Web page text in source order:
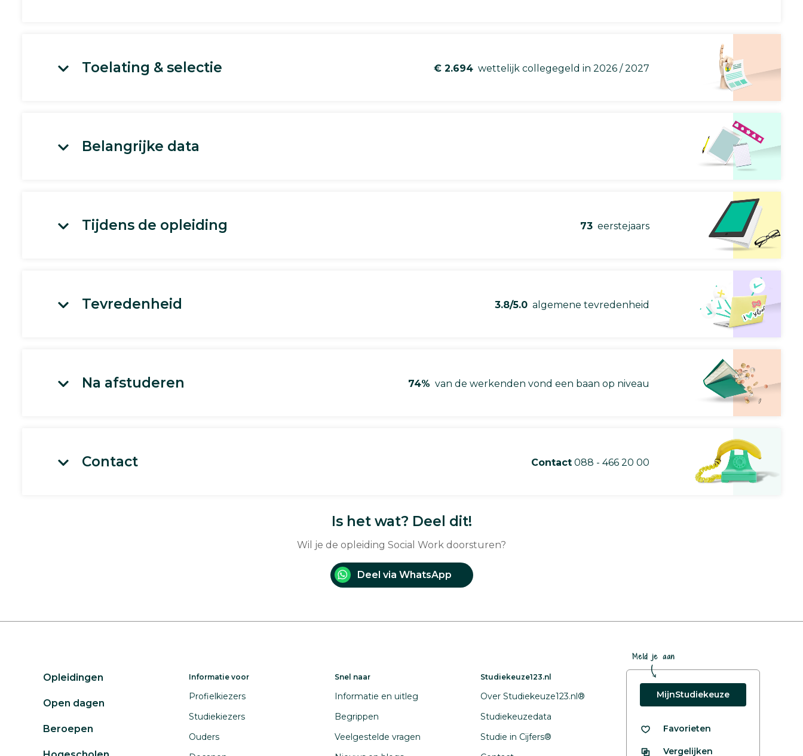
Toelating & selectie € 2.694 wettelijk collegegeld in 2026 / 2027
Belangrijke data
Tijdens de opleiding 73 eerstejaars
Tevredenheid 3.8/5.0 algemene tevredenheid
Na afstuderen 74% van de werkenden vond een baan op niveau
Contact Contact 088 - 466 20 00
Is het wat? Deel dit!
Wil je de opleiding Social Work doorsturen?
Deel via WhatsApp
Opleidingen
Open dagen
Beroepen
Informatie voor
Profielkiezers
Studiekiezers
Ouders
Snel naar
Informatie en uitleg
Begrippen
Veelgestelde vragen
Studiekeuze123.nl
Over Studiekeuze123.nl®
Studiekeuzedata
Studie in Cijfers®
Meld je aan
MijnStudiekeuze
Favorieten
Vergelijken